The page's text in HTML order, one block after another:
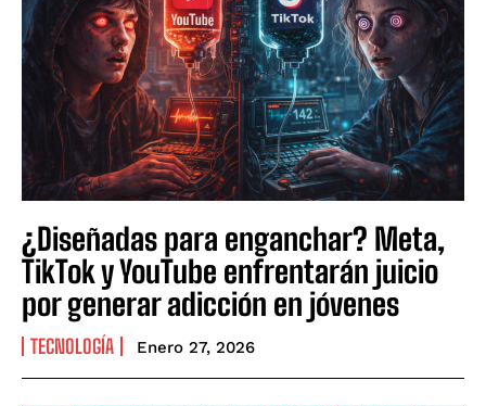
¿Diseñadas para enganchar? Meta,
TikTok y YouTube enfrentarán juicio
por generar adicción en jóvenes
TECNOLOGÍA Enero 27, 2026